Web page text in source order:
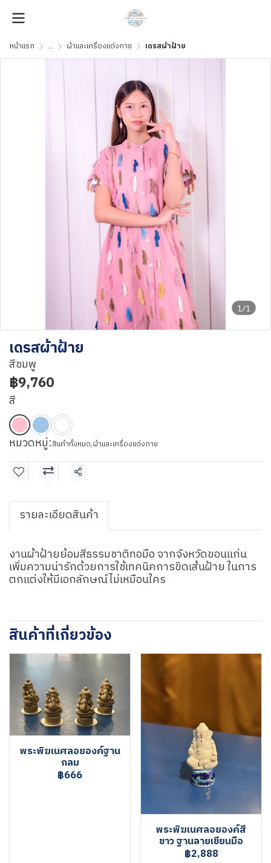
หน้าแรก ... ผ้าและเครื่องแต่งกาย เดรสผ้าฝ้าย
1/1
เดรสผ้าฝ้าย
สีชมพู
฿9,760
สี
หมวดหมู่:สินค้าทั้งหมด,ผ้าและเครื่องแต่งกาย
แชร์
รายละเอียดสินค้า
งานผ้าฝ้ายย้อมสีธรรมชาติทอมือ จากจังหวัดขอนแก่น
เพิ่มความน่ารักด้วยการใช้เทคนิคการขิดเส้นฝ้าย ในการ
ตกแต่งให้มีเอกลักษณ์ไม่เหมือนใคร
สินค้าที่เกี่ยวข้อง
พระพิฆเนศลอยองค์ฐาน
กลม
฿666
พระพิฆเนศลอยองค์สี
ขาว ฐานลายเขียนมือ
฿2,888